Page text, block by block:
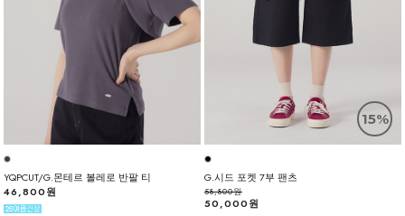
YQPCUT/G.몬테르 볼레로 반팔 티
46,800원
15%
G.시드 포켓 7부 팬츠
58,800원
50,000원